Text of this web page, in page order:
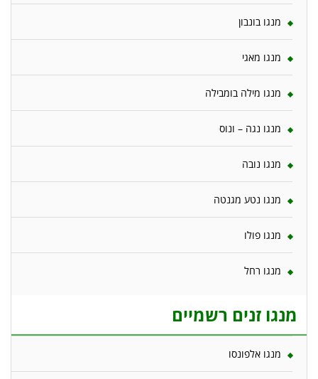
מנגו בונבון
מנגו מאגי
מנגו מילה בומבילה
מנגו נגה – ונוס
מנגו נובה
מנגו נטע מגנטה
מנגו פולו
מנגו רחל
מנגו זנים רשמיים
מנגו אלפונסו